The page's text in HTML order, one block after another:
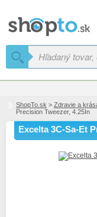
ShopTo.sk > Zdravie a
Precision Tweezer, 4.25In
Excelta 3C-Sa-Et